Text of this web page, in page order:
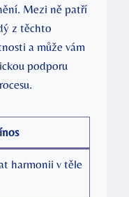
Mezi ně patří
z těchto
a může vám
podporu
harmonii v těle